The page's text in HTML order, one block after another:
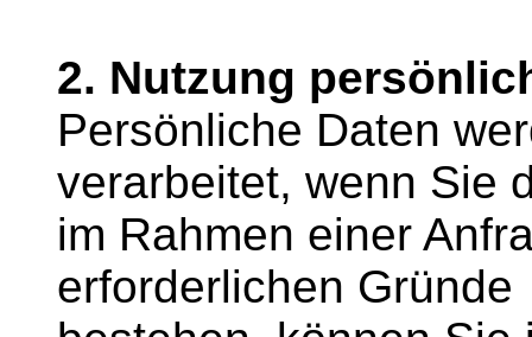
2. Nutzung
Persönliche Daten
verarbeitet, wenn Sie
im Rahmen einer
erforderlichen Gründe